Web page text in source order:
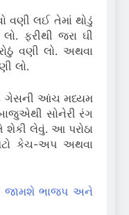
વણી લઈ તેમાં થોડું
ફરીથી જરા ઘી
વણી લો. અથવા
લો.
ગેસની આંચ મધ્યમ
સોનેરી રંગ
લેવું. આ પરોઠા
કેચ-અપ અથવા
જામશે ભાજપ અને